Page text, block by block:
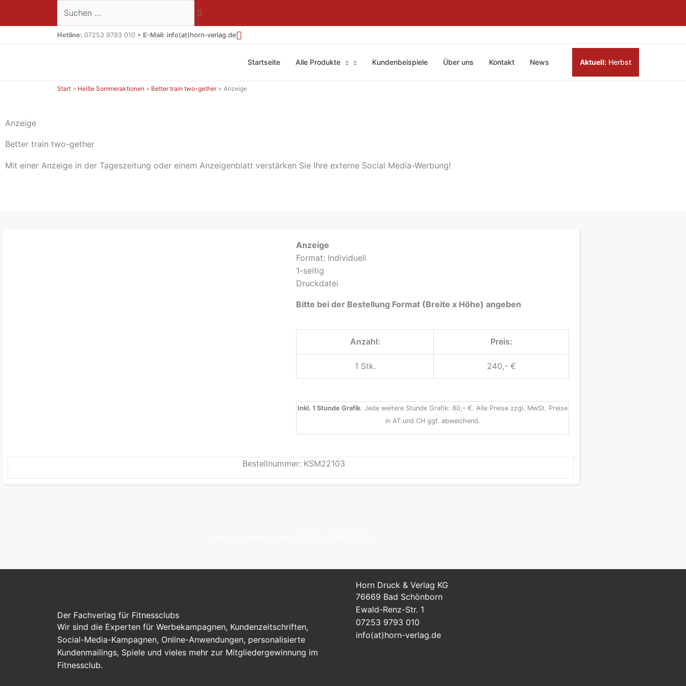
Suchen …
Hotline: 07253 9793 010 • E-Mail: info(at)horn-verlag.de
Startseite Alle Produkte Kundenbeispiele Über uns Kontakt News Aktuell: Herbst
Start Heiße Sommeraktionen Better train two-gether Anzeige
Anzeige
Better train two-gether
Mit einer Anzeige in der Tageszeitung oder einem Anzeigenblatt verstärken Sie Ihre externe Social Media-Werbung!
Anzeige
Format: Individuell
1-seitig
Druckdatei
Bitte bei der Bestellung Format (Breite x Höhe) angeben
Anzahl: Preis:
1 Stk. 240,- €
Inkl. 1 Stunde Grafik. Jede weitere Stunde Grafik: 80,– €. Alle Preise zzgl. MwSt. Preise
in AT und CH ggf. abweichend.
Bestellnummer: KSM22103
Der Fachverlag für Fitnessclubs
Wir sind die Experten für Werbekampagnen, Kundenzeitschriften,
Social-Media-Kampagnen, Online-Anwendungen, personalisierte
Kundenmailings, Spiele und vieles mehr zur Mitgliedergewinnung im
Fitnessclub.
Horn Druck & Verlag KG
76669 Bad Schönborn
Ewald-Renz-Str. 1
07253 9793 010
info(at)horn-verlag.de